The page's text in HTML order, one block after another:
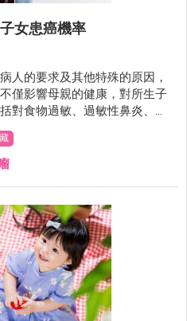
女患癌機率
人的要求及其他特殊的原因，
僅影響母親的健康，對所生子
對食物過敏、過敏性鼻炎、氣
風濕性關節炎、發炎性腸病，
可能增加。